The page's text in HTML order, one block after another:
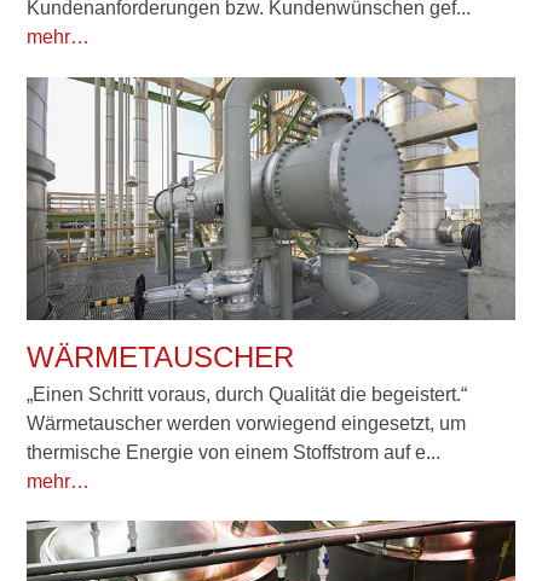
Kundenanforderungen bzw. Kundenwünschen gef...
mehr…
WÄRMETAUSCHER
„Einen Schritt voraus, durch Qualität die begeistert.“
Wärmetauscher werden vorwiegend eingesetzt, um
thermische Energie von einem Stoffstrom auf e...
mehr…